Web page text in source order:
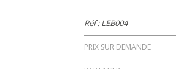
Réf : LEB004
PRIX SUR DEMANDE